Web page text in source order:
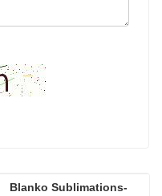
Blanko Sublimations-